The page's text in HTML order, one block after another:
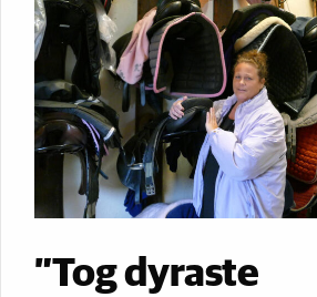
”Tog dyraste